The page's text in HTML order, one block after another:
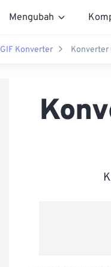
Mengubah
GIF Konverter Konverter